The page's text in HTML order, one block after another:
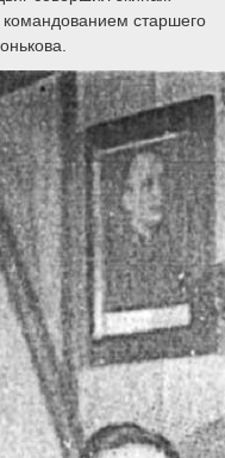
старшего